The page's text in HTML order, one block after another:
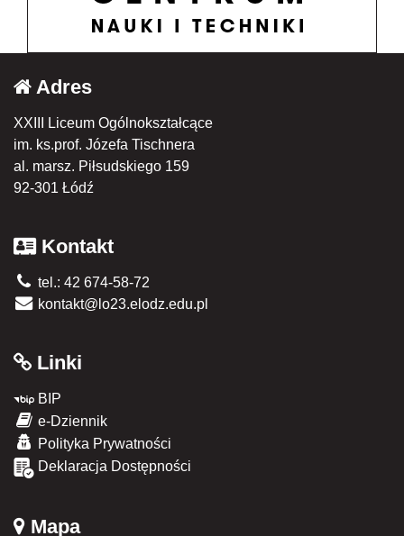
Adres
XXIII Liceum Ogólnokształcące
im. ks.prof. Józefa Tischnera
al. marsz. Piłsudskiego 159
92-301 Łódź
Kontakt
tel.: 42 674-58-72
kontakt@lo23.elodz.edu.pl
Linki
BIP
e-Dziennik
Polityka Prywatności
Deklaracja Dostępności
Mapa